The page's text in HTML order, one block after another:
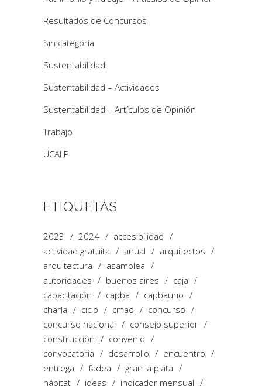
Resultados de Concursos
Sin categoría
Sustentabilidad
Sustentabilidad – Actividades
Sustentabilidad – Artículos de Opinión
Trabajo
UCALP
ETIQUETAS
2023 2024
accesibilidad
actividad gratuita
anual
arquitectos
arquitectura
asamblea
autoridades
buenos aires
caja
capacitación
capba
capbauno
charla
ciclo cmao
concurso
concurso nacional
consejo superior
construcción
convenio
convocatoria
desarrollo
encuentro
entrega
fadea
gran la plata
hábitat
ideas
indicador mensual